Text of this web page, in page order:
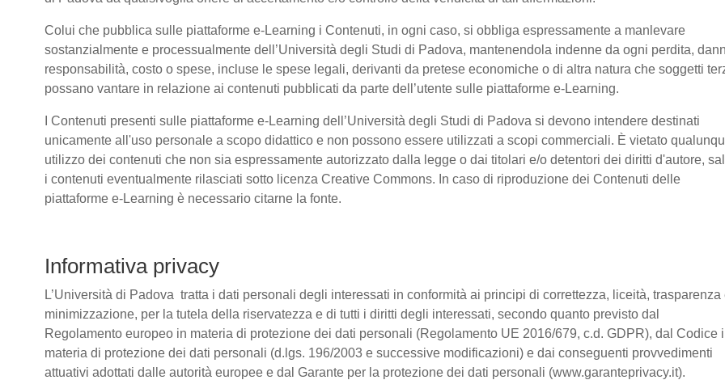
Colui che pubblica sulle piattaforme e-Learning i Contenuti, in ogni caso, si obbliga espressamente a manlevare
sostanzialmente e processualmente dell’Università degli Studi di Padova, mantenendola indenne da ogni perdita,
responsabilità, costo o spese, incluse le spese legali, derivanti da pretese economiche o di altra natura che soggetti
possano vantare in relazione ai contenuti pubblicati da parte dell’utente sulle piattaforme e-Learning.
I Contenuti presenti sulle piattaforme e-Learning dell’Università degli Studi di Padova si devono intendere destinati
unicamente all'uso personale a scopo didattico e non possono essere utilizzati a scopi commerciali. È vietato
utilizzo dei contenuti che non sia espressamente autorizzato dalla legge o dai titolari e/o detentori dei diritti d'autore,
i contenuti eventualmente rilasciati sotto licenza Creative Commons. In caso di riproduzione dei Contenuti delle
piattaforme e-Learning è necessario citarne la fonte.
Informativa privacy
L’Università di Padova tratta i dati personali degli interessati in conformità ai principi di correttezza, liceità, trasparenza
minimizzazione, per la tutela della riservatezza e di tutti i diritti degli interessati, secondo quanto previsto dal
Regolamento europeo in materia di protezione dei dati personali (Regolamento UE 2016/679, c.d. GDPR), dal Codice
materia di protezione dei dati personali (d.lgs. 196/2003 e successive modificazioni) e dai conseguenti provvedimenti
attuativi adottati dalle autorità europee e dal Garante per la protezione dei dati personali (www.garanteprivacy.it).